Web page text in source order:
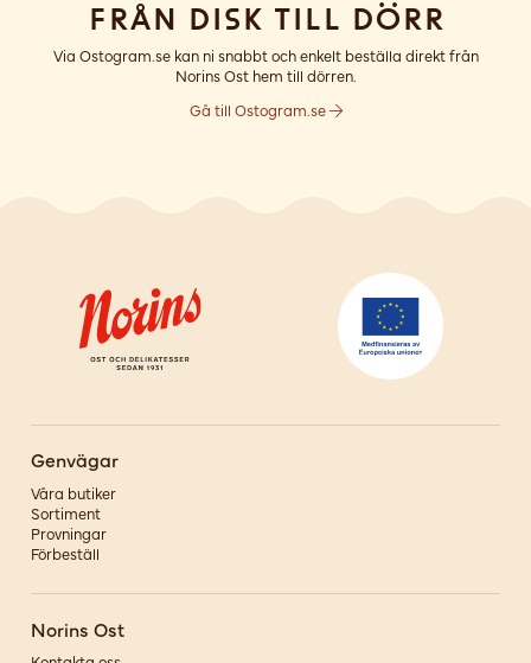
Från disk till dörr
Via Ostogram.se kan ni snabbt och enkelt beställa direkt från
Norins Ost hem till dörren.
Gå till Ostogram.se
Genvägar
Våra butiker
Sortiment
Provningar
Förbeställ
Norins Ost